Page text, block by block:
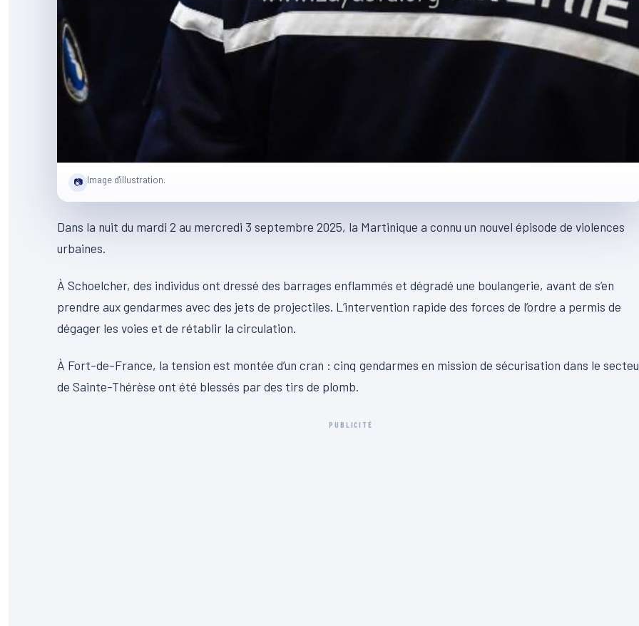
📷 Image d'illustration.
Dans la nuit du mardi 2 au mercredi 3 septembre 2025, la Martinique a connu un nouvel épisode de violences
urbaines.
À Schoelcher, des individus ont dressé des barrages enflammés et dégradé une boulangerie, avant de s’en
prendre aux gendarmes avec des jets de projectiles. L’intervention rapide des forces de l’ordre a permis de
dégager les voies et de rétablir la circulation.
À Fort-de-France, la tension est montée d’un cran : cinq gendarmes en mission de sécurisation dans le
de Sainte-Thérèse ont été blessés par des tirs de plomb.
PUBLICITÉ